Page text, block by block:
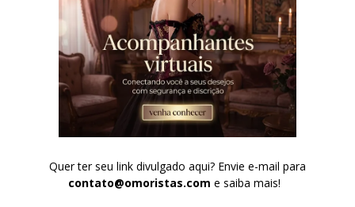
Quer ter seu link divulgado aqui? Envie e-mail para
contato@omoristas.com e saiba mais!